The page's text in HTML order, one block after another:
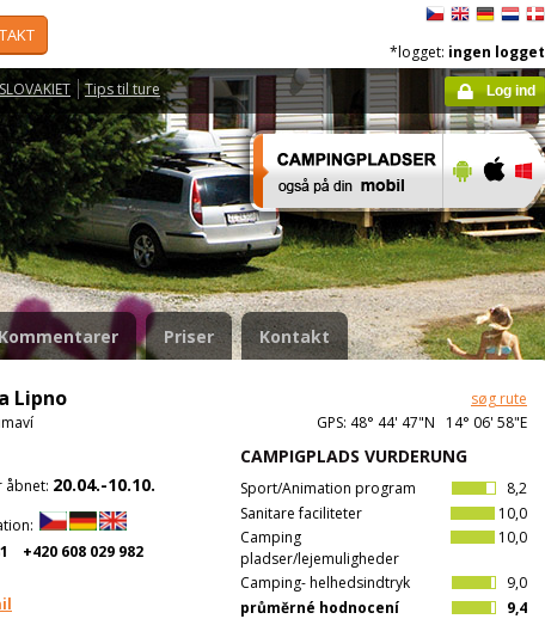
Tips til ture
*logget: ingen logget
Log ind
Priser Kontakt
Lipno
søg rute
GPS: 48° 44' 47"N 14° 06' 58"E
CAMPIGPLADS VURDERUNG
8,2
Sport/Animation program
10,0
Sanitare faciliteter
10,0
Camping
pladser/lejemuligheder
9,0
Camping- helhedsindtryk
9,4
průměrné hodnocení
åbnet: 20.04.-10.10.
+420 608 029 982